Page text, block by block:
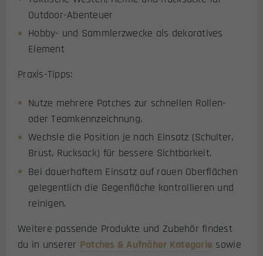
Outdoor-Abenteuer
Hobby- und Sammlerzwecke als dekoratives
Element
Praxis-Tipps:
Nutze mehrere Patches zur schnellen Rollen-
oder Teamkennzeichnung.
Wechsle die Position je nach Einsatz (Schulter,
Brust, Rucksack) für bessere Sichtbarkeit.
Bei dauerhaftem Einsatz auf rauen Oberflächen
gelegentlich die Gegenfläche kontrollieren und
reinigen.
Weitere passende Produkte und Zubehör findest
du in unserer Patches & Aufnäher Kategorie sowie